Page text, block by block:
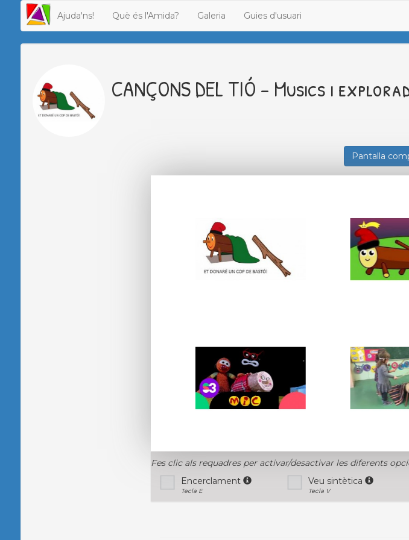
Ajuda'ns! Què és l'Amida? Galeria Guies d'usuari
CANÇONS DEL TIÓ - Musics i
Pantalla
Fes clic als requadres per activar/desactivar les diferents
Encerclament
Tecla E
Veu sintètica
Tecla V